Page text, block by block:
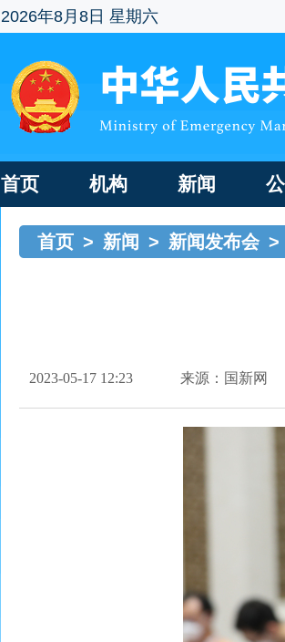
2026年8月8日 星期六
首页 机构 新闻
首页 > 新闻 > 新闻发布会 >
2023-05-17 12:23 来源：国新网